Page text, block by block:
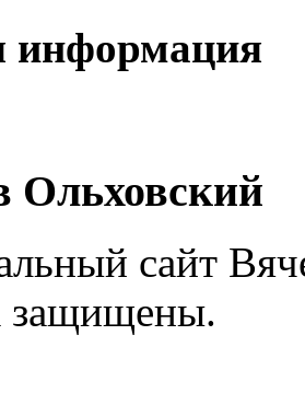
информация
Ольховский
сайт
защищены.